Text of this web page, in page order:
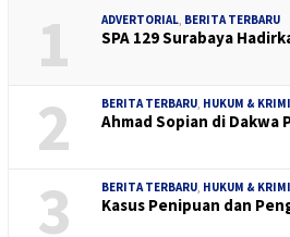
1 ADVERTORIAL, BERITA TERBARU
SPA 129 Surabaya
2 BERITA TERBARU, HUKUM &
Ahmad Sopian di Dakwa
3 BERITA TERBARU, HUKUM &
Kasus Penipuan dan